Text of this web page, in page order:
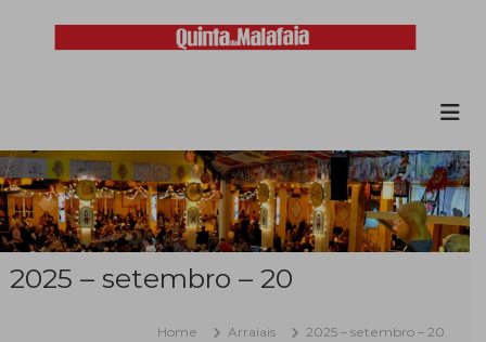
content
país
2025 – setembro – 20
Home Arraiais 2025 – setembro – 20